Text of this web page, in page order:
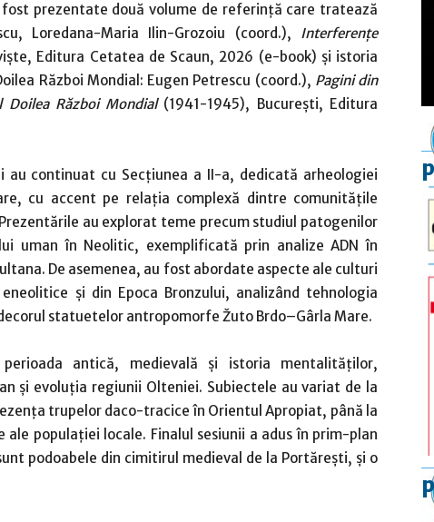
prezentate două volume de referință care tratează
Loredana-Maria Ilin-Grozoiu (coord.), Interferențe
Editura Cetatea de Scaun, 2026 (e-book) și istoria
Război Mondial: Eugen Petrescu (coord.), Pagini din
Război Mondial(1941-1945), București, Editura
continuat cu Secțiunea a II-a, dedicată arheologiei
cu accent pe relația complexă dintre comunitățile
au explorat teme precum studiul patogenilor
uman în Neolitic, exemplificată prin analize ADN în
De asemenea, au fost abordate aspecte ale culturi
și din Epoca Bronzului, analizând tehnologia
statuetelor antropomorfe Žuto Brdo–Gârla Mare.
antică, medievală și istoria mentalităților,
și evoluția regiunii Olteniei. Subiectele au variat de la
trupelor daco-tracice în Orientul Apropiat, până la
populației locale. Finalul sesiunii a adus în prim-plan
podoabele din cimitirul medieval de la Portărești, și o